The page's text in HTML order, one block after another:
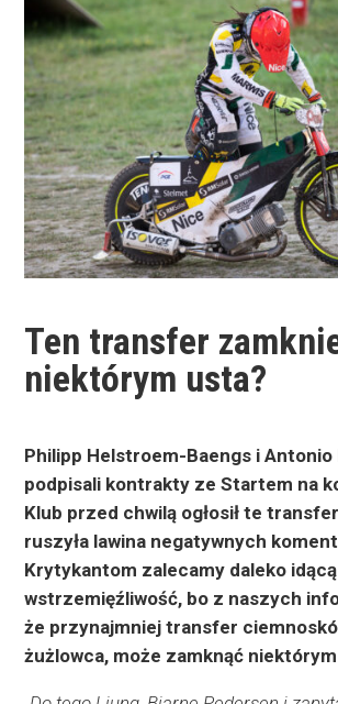
Ten transfer
niektórym usta?
Philipp Helstroem-Baengs i Antonio
podpisali kontrakty ze Startem na
Klub przed chwilą ogłosił te
ruszyła lawina negatywnych
Krytykantom zalecamy daleko idącą
wstrzemięźliwość, bo z naszych
że przynajmniej transfer
żużlowca, może zamknąć